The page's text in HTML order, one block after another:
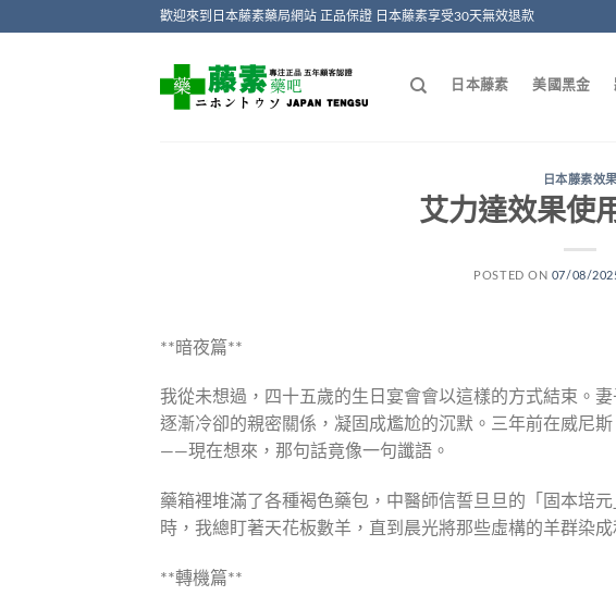
歡迎來到日本藤素藥局網站 正品保證 日本藤素享受30天無效退款
日本藤素 美國黑金
日本藤素效果
艾力達效果使
POSTED ON 07/08/
**暗夜篇**
我從未想過，四十五歲的生日宴會會以這樣的方式結束。
逐漸冷卻的親密關係，凝固成尷尬的沉默。三年前在威尼
——現在想來，那句話竟像一句讖語。
藥箱裡堆滿了各種褐色藥包，中醫師信誓旦旦的「固本培
時，我總盯著天花板數羊，直到晨光將那些虛構的羊群染
**轉機篇**